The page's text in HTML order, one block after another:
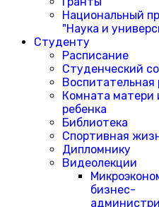
Национальный
"Наука и
Студенту
Расписание
Студенческий
Воспитательная
Комната матери
ребенка
Библиотека
Спортивная
Дипломнику
Видеолекции
бизнес-